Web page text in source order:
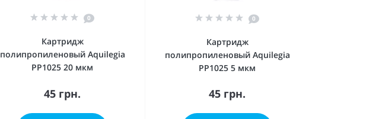
0
Картридж
полипропиленовый Aquilegia
PP1025 20 мкм
45 грн.
0
Картридж
полипропиленовый Aquilegia
PP1025 5 мкм
45 грн.